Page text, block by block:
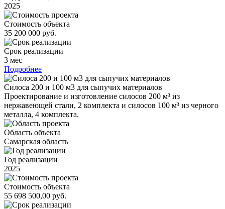
2025
Стоимость объекта
35 200 000 руб.
Срок реализации
3 мес
Подробнее
Силоса 200 и 100 м3 для сыпучих материалов
Проектирование и изготовление силосов 200 м³ из
нержавеющей стали, 2 комплекта и силосов 100 м³ из черного
металла, 4 комплекта.
Область объекта
Самарская область
Год реализации
2025
Стоимость объекта
55 698 500,00 руб.